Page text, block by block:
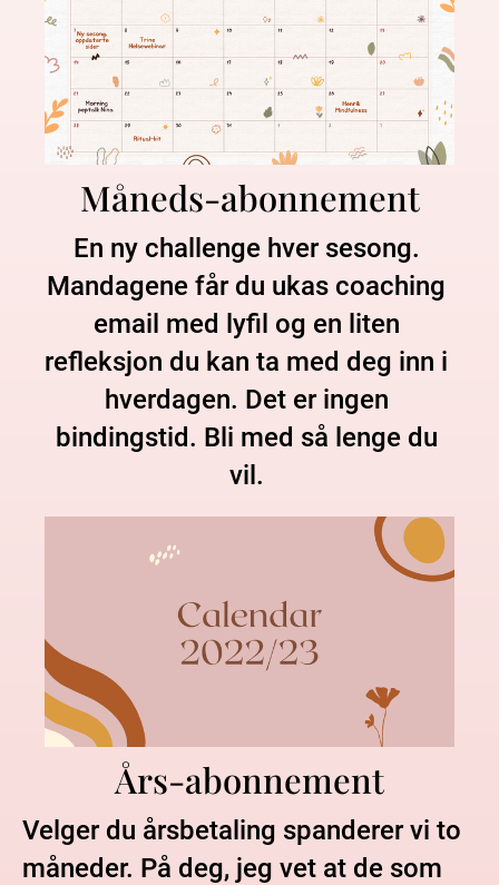
Måneds-abonnement
En ny challenge hver sesong.
Mandagene får du ukas coaching
email med lyfil og en liten
refleksjon du kan ta med deg inn i
hverdagen. Det er ingen
bindingstid. Bli med så lenge du
vil.
Års-abonnement
Velger du årsbetaling spanderer vi to
måneder. På deg, jeg vet at de som